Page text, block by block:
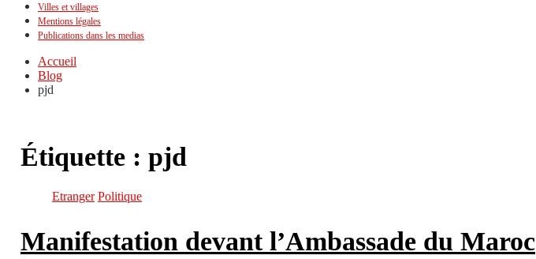
Villes et villages
Mentions légales
Publications dans les medias
Accueil
Blog
pjd
Étiquette : pjd
Etranger Politique
Manifestation devant l’Ambassade du Maroc